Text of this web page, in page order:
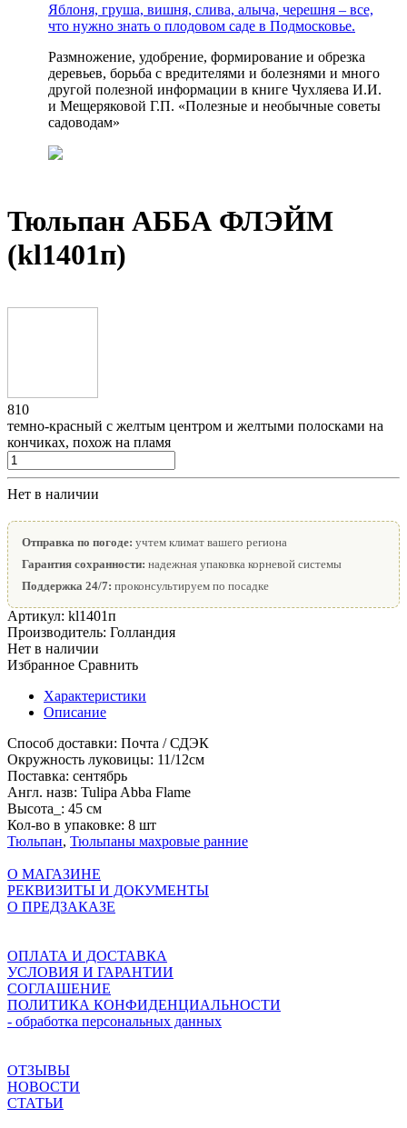
Яблоня, груша, вишня, слива, алыча, черешня – все,
что нужно знать о плодовом саде в Подмосковье.
Размножение, удобрение, формирование и обрезка
деревьев, борьба с вредителями и болезнями и много
другой полезной информации в книге Чухляева И.И.
и Мещеряковой Г.П. «Полезные и необычные советы
садоводам»
Тюльпан АББА ФЛЭЙМ
(kl1401п)
810
темно-красный с желтым центром и желтыми полосками на
кончиках, похож на пламя
Нет в наличии
Отправка по погоде: учтем климат вашего региона
Гарантия сохранности: надежная упаковка корневой системы
Поддержка 24/7: проконсультируем по посадке
Артикул: kl1401п
Производитель: Голландия
Нет в наличии
Избранное Сравнить
Характеристики
Описание
Способ доставки: Почта / СДЭК
Окружность луковицы: 11/12см
Поставка: сентябрь
Англ. назв: Tulipa Abba Flame
Высота_: 45 см
Кол-во в упаковке: 8 шт
Тюльпан, Тюльпаны махровые ранние
О МАГАЗИНЕ
РЕКВИЗИТЫ И ДОКУМЕНТЫ
О ПРЕДЗАКАЗЕ
ОПЛАТА И ДОСТАВКА
УСЛОВИЯ И ГАРАНТИИ
СОГЛАШЕНИЕ
ПОЛИТИКА КОНФИДЕНЦИАЛЬНОСТИ
- обработка персональных данных
ОТЗЫВЫ
НОВОСТИ
СТАТЬИ